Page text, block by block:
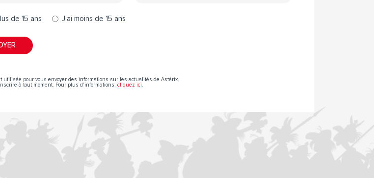
de 15 ans J’ai moins de 15 ans
utilisée pour vous envoyer des informations sur les actualités de Astérix.
à tout moment. Pour plus d’informations, cliquez ici